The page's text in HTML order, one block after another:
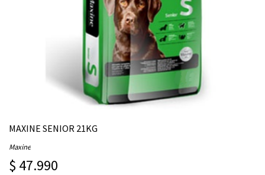
MAXINE SENIOR 21KG
Maxine
$ 47.990